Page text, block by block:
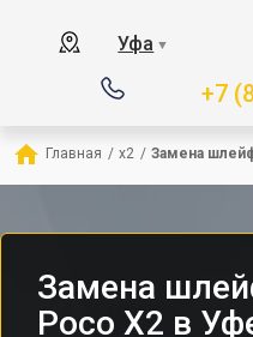
Уфа ▼
+7
Главная / x2 / Замена
Замена
Poco X2 в